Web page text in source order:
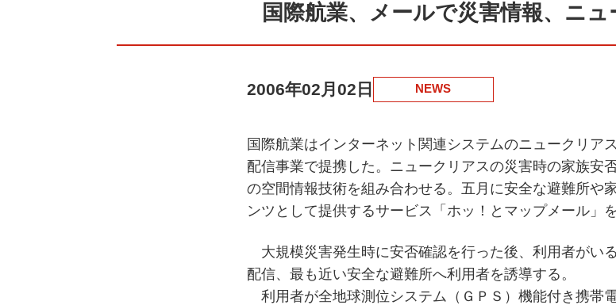
国際航業、メールで災害情報、 ニュ
2006年02月02日 NEWS
国際航業はインターネット関連システムのニュークリア
配信事業で提携した。ニュークリアスの災害時の家族安
の空間情報技術を組み合わせる。五月に安全な避難所や
ンツとして提供するサービス「ホッ！とマップメール」を
大規模災害発生時に安否確認を行った後、利用者がい
配信、最も近い安全な避難所へ利用者を誘導する。
利用者が全地球測位システム（ＧＰＳ）機能付き携帯